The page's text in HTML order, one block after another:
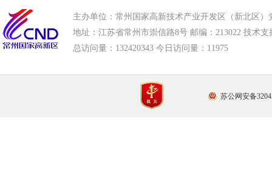
市应急管理局 市审计局 市外事办 市生态
主办单位：常州国家高新技术产业开发区（新北区）
地址：江苏省常州市崇信路8号 邮编：213022 技术支
总访问量： 132420343 今日访问量： 11975
苏公网安备